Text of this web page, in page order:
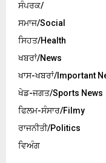
ਸੰਪਰਕ/
ਸਮਾਜ/Social
ਸਿਹਤ/Health
ਖਬਰਾਂ/News
ਖਾਸ-ਖਬਰਾਂ/Important
ਖੇਡ-ਜਗਤ/Sports News
ਫਿਲਮ-ਸੰਸਾਰ/Filmy
ਰਾਜਨੀਤੀ/Politics
ਵਿਅੰਗ